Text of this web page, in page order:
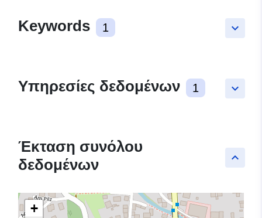
keyboard_arrow_down
Keywords 1
keyboard_arrow_down
Υπηρεσίες δεδομένων 1
keyboard_arrow_up
Έκταση συνόλου
δεδομένων
+